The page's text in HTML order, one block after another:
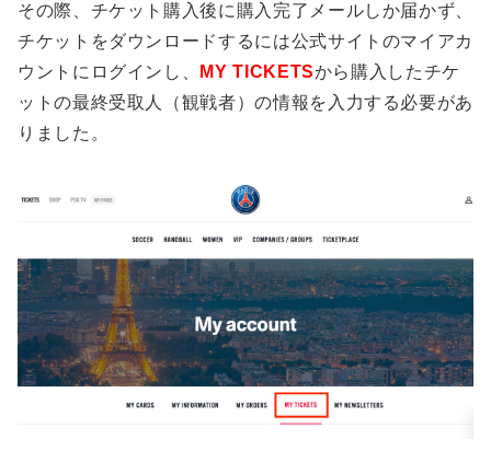
その際、チケット購入後に購入完了メールしか届かず、
チケットをダウンロードするには公式サイトのマイアカ
ウントにログインし、
MY TICKETSから購入したチケ
ットの最終受取人（観戦者）の情報を入力する必要があ
りました。